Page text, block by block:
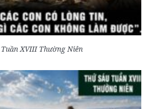
XVIII Thường Niên